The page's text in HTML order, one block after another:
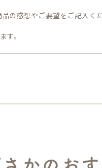
の感想やご要望をご記入く
す。